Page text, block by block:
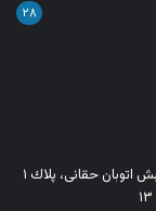
۲۸
آدرس: تهران - خیابان میرداماد، خیابان مصدق جنوبی،نبش اتوبان حقانی، پلاك ١